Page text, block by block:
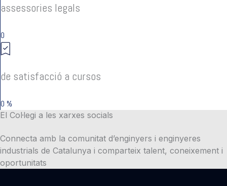
assessories legals
0
de satisfacció a cursos
0 %
El Col·legi a les xarxes socials
Connecta amb la comunitat d’enginyers i enginyeres
industrials de Catalunya i comparteix talent, coneixement i
oportunitats